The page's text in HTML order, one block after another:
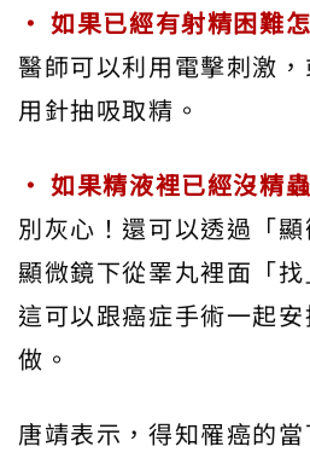
• 如果已經有射精困難
醫師可以利用電擊刺激
用針抽吸取精。
• 如果精液裡已經沒精
別灰心！還可以透過「
顯微鏡下從睪丸裡面「
這可以跟癌症手術一起
做。
唐靖表示，得知罹癌的